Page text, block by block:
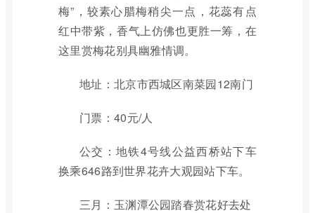
梅”，较素心腊梅稍尖一点，花蕊有点
红中带紫，香气上仿佛也更胜一筹，在
这里赏梅花别具幽雅情调。
地址：北京市西城区南菜园12南门
门票：40元/人
公交：地铁4号线公益西桥站下车
换乘646路到世界花卉大观园站下车。
三月：玉渊潭公园踏春赏花好去处